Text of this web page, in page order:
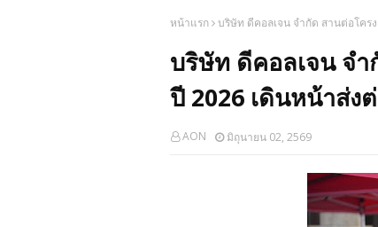
หน้าแรก บริษัท ดีคอลเจน จำกัด สานต่อโคร
บริษัท ดีคอลเจน จ
ปี 2026 เดินหน้าส่
AON มิถุนายน 02, 2569